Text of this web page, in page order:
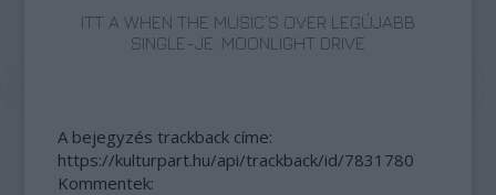
ITT A WHEN THE MUSIC’S OVER LEGÚJABB
SINGLE-JE: MOONLIGHT DRIVE
A bejegyzés trackback címe:
https://kulturpart.hu/api/trackback/id/7831780
Kommentek: